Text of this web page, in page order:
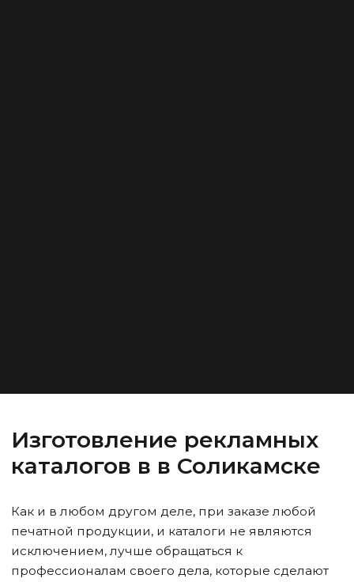
Изготовление рекламных
каталогов в в Соликамске
Как и в любом другом деле, при заказе любой
печатной продукции, и каталоги не являются
исключением, лучше обращаться к
профессионалам своего дела, которые сделают